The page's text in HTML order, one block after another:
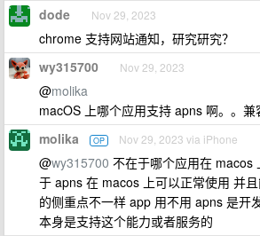
dode Nov 29, 2023
chrome 支持网站通知，研究研究？
wy315700 Nov 29, 2023
@molika
macOS 上哪个应用支持 apns 啊。。
molika OP Nov 29, 2023 via iPhone
@wy315700 不在于哪个应用在 macos
于 apns 在 macos 上可以正常使用 并
的侧重点不一样 app 用不用 apns 是开
本身是支持这个能力或者服务的